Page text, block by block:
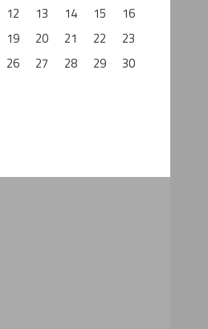
12 13 14 15
16
19 20 21 22
23
26 27 28 29
30